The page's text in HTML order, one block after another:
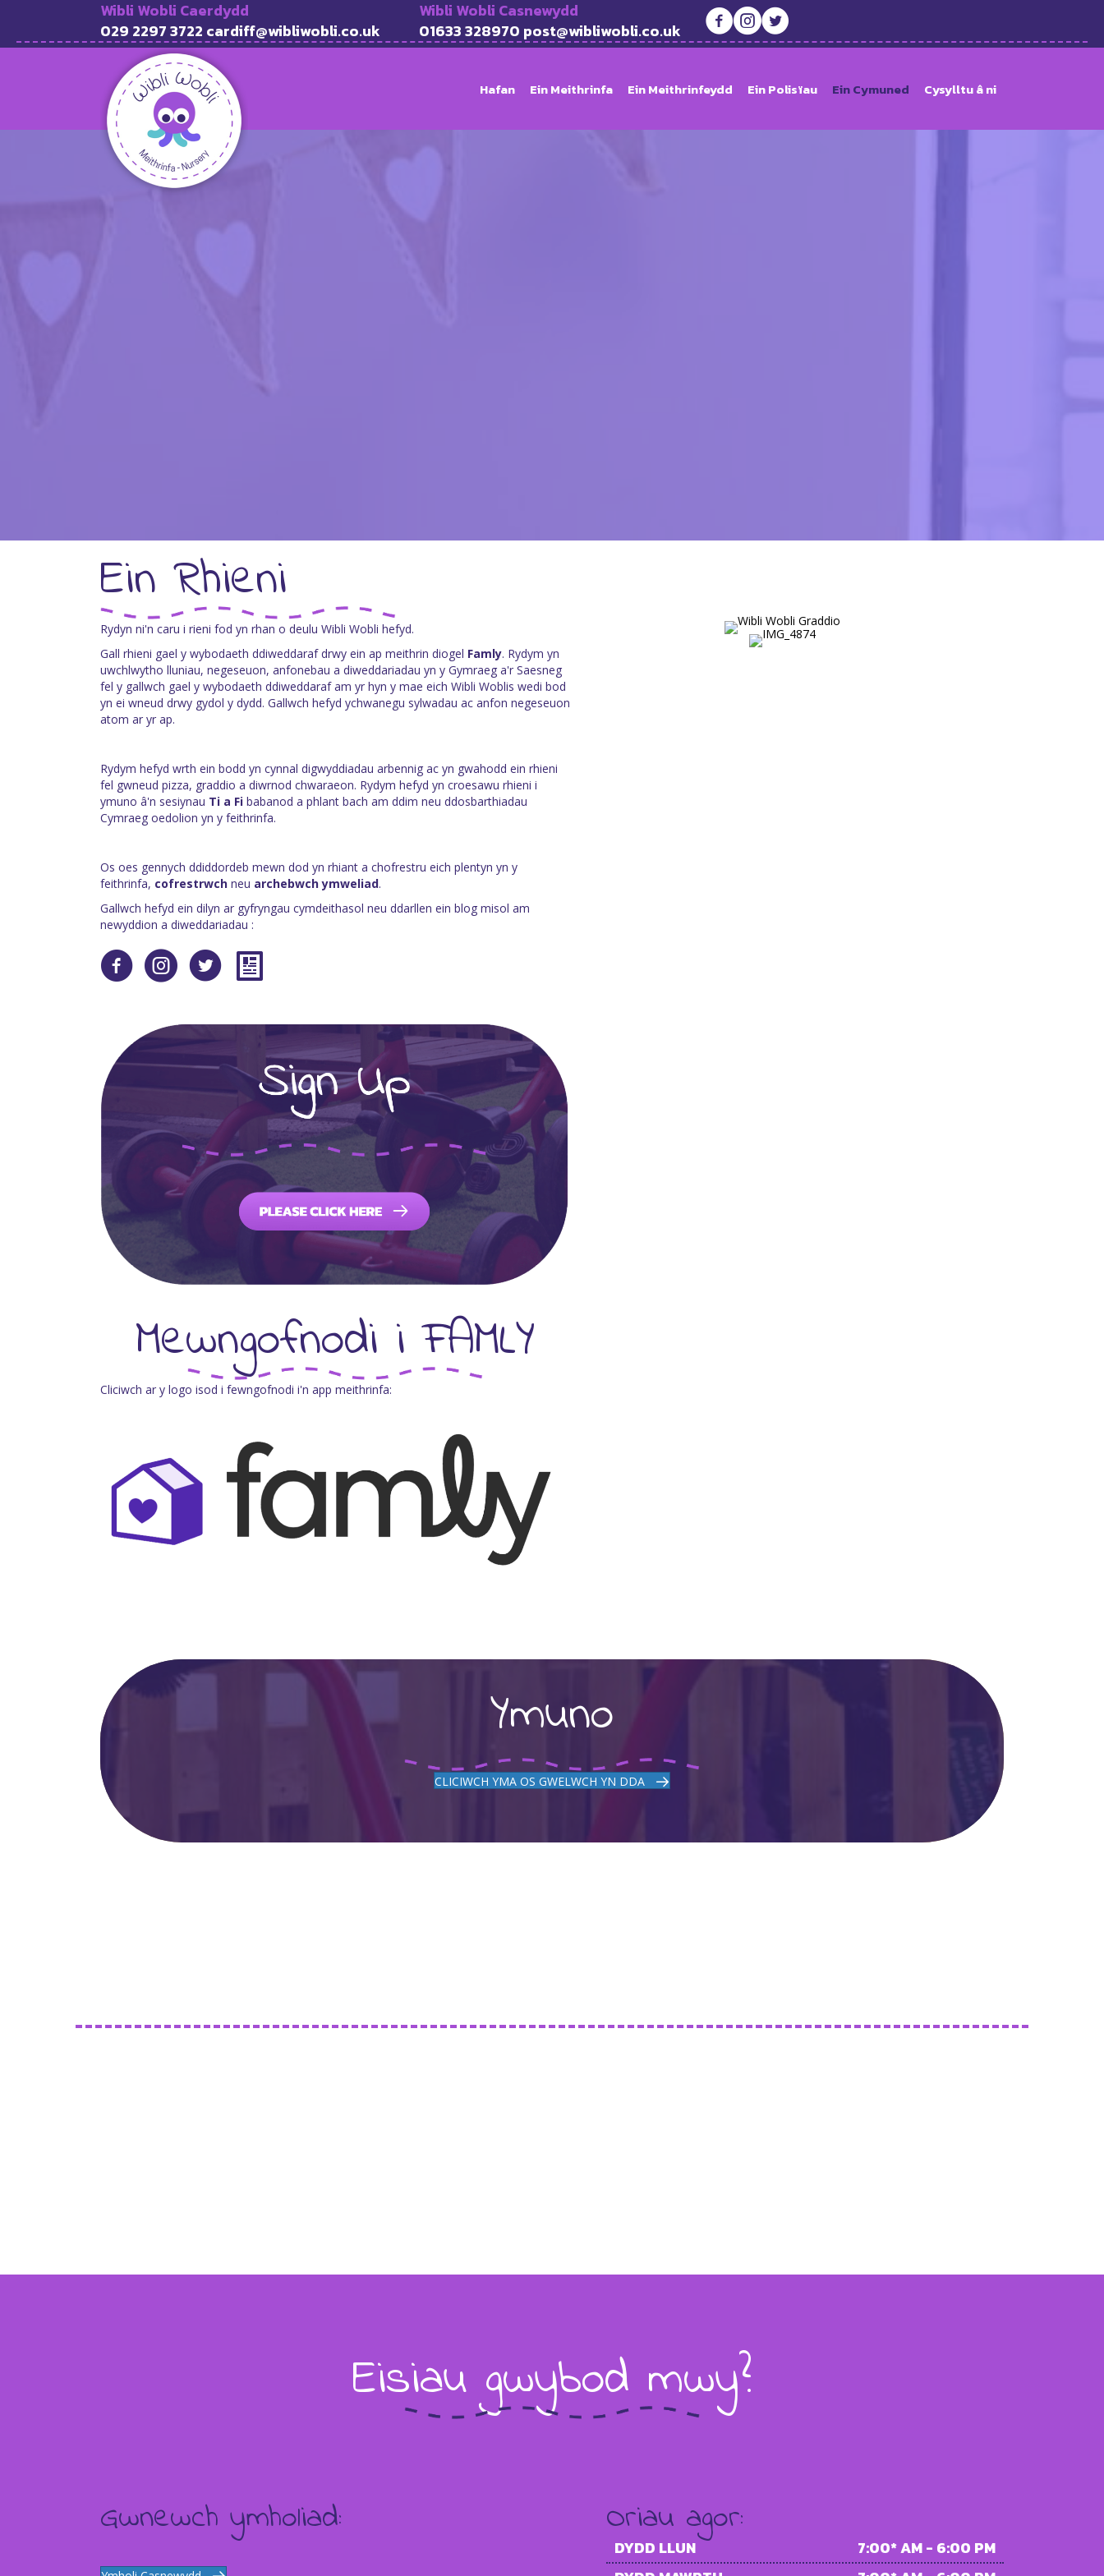
Wibli Wobli Caerdydd
029 2297 3722 cardiff@wibliwobli.co.uk
Wibli Wobli Casnewydd
01633 328970 post@wibliwobli.co.uk
Hafan Ein Meithrinfa Ein Meithrinfeydd Ein Polisïau Ein Cymuned Cysylltu â ni
Ein Rhieni
Rydyn ni'n caru i rieni fod yn rhan o deulu Wibli Wobli hefyd.
Gall rhieni gael y wybodaeth ddiweddaraf drwy ein ap meithrin diogel Famly. Rydym yn
uwchlwytho lluniau, negeseuon, anfonebau a diweddariadau yn y Gymraeg a'r Saesneg
fel y gallwch gael y wybodaeth ddiweddaraf am yr hyn y mae eich Wibli Woblis wedi bod
yn ei wneud drwy gydol y dydd. Gallwch hefyd ychwanegu sylwadau ac anfon negeseuon
atom ar yr ap.
Rydym hefyd wrth ein bodd yn cynnal digwyddiadau arbennig ac yn gwahodd ein rhieni
fel gwneud pizza, graddio a diwrnod chwaraeon. Rydym hefyd yn croesawu rhieni i
ymuno â'n sesiynau Ti a Fi babanod a phlant bach am ddim neu ddosbarthiadau
Cymraeg oedolion yn y feithrinfa.
Os oes gennych ddiddordeb mewn dod yn rhiant a chofrestru eich plentyn yn y
feithrinfa, cofrestrwch neu archebwch ymweliad.
Gallwch hefyd ein dilyn ar gyfryngau cymdeithasol neu ddarllen ein blog misol am
newyddion a diweddariadau :
Mewngofnodi i FAMLY
Cliciwch ar y logo isod i fewngofnodi i'n app meithrinfa:
Ymuno
CLICIWCH YMA OS GWELWCH YN DDA
Eisiau gwybod mwy?
Gwnewch ymholiad: Oriau agor:
DYDD LLUN
7:00* AM - 6:00 PM